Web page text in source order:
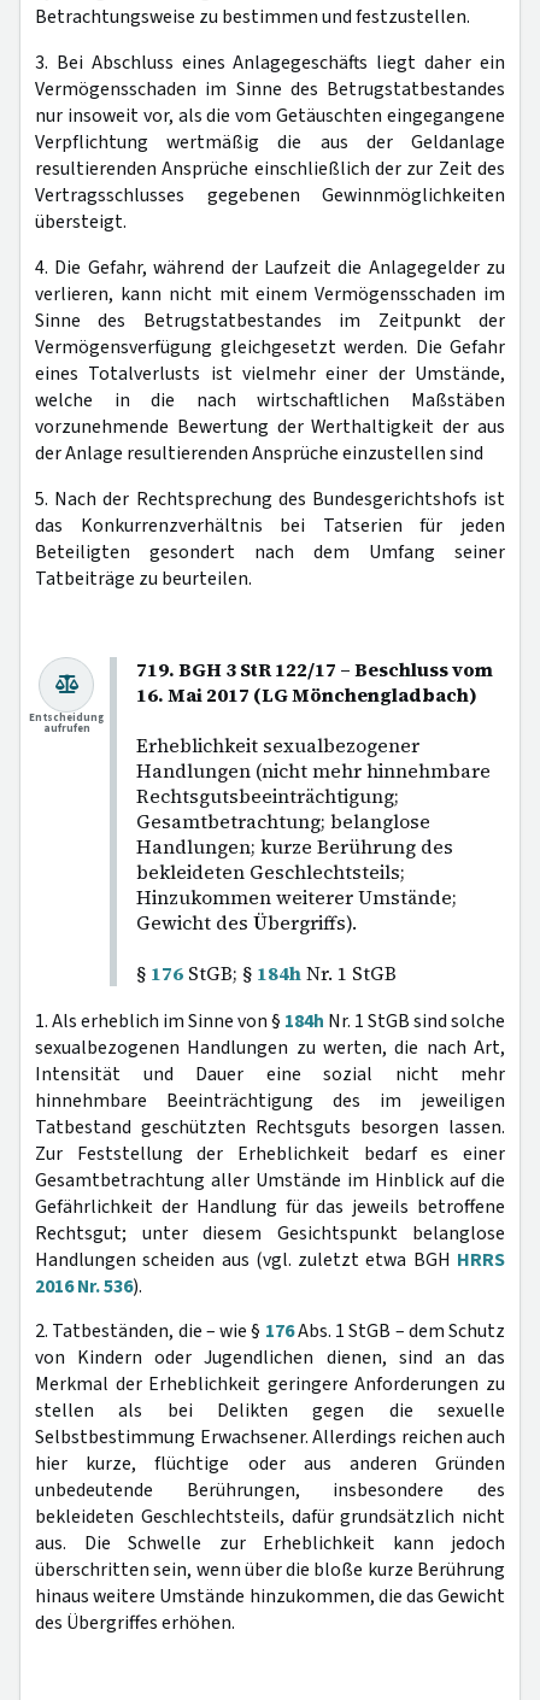
Betrachtungsweise zu bestimmen und festzustellen.
3. Bei Abschluss eines Anlagegeschäfts liegt daher ein
Vermögensschaden im Sinne des Betrugstatbestandes
nur insoweit vor, als die vom Getäuschten eingegangene
Verpflichtung wertmäßig die aus der Geldanlage
resultierenden Ansprüche einschließlich der zur Zeit des
Vertragsschlusses gegebenen Gewinnmöglichkeiten
übersteigt.
4. Die Gefahr, während der Laufzeit die Anlagegelder zu
verlieren, kann nicht mit einem Vermögensschaden im
Sinne des Betrugstatbestandes im Zeitpunkt der
Vermögensverfügung gleichgesetzt werden. Die Gefahr
eines Totalverlusts ist vielmehr einer der Umstände,
welche in die nach wirtschaftlichen Maßstäben
vorzunehmende Bewertung der Werthaltigkeit der aus
der Anlage resultierenden Ansprüche einzustellen sind
5. Nach der Rechtsprechung des Bundesgerichtshofs ist
das Konkurrenzverhältnis bei Tatserien für jeden
Beteiligten gesondert nach dem Umfang seiner
Tatbeiträge zu beurteilen.
719. BGH 3 StR 122/17 – Beschluss vom
16. Mai 2017 (LG Mönchengladbach)
Erheblichkeit sexualbezogener
Handlungen (nicht mehr hinnehmbare
Rechtsgutsbeeinträchtigung;
Gesamtbetrachtung; belanglose
Handlungen; kurze Berührung des
bekleideten Geschlechtsteils;
Hinzukommen weiterer Umstände;
Gewicht des Übergriffs).
§ 176 StGB; § 184hNr. 1 StGB
Entscheidung
aufrufen
1. Als erheblich im Sinne von § 184h Nr. 1 StGB sind solche
sexualbezogenen Handlungen zu werten, die nach Art,
Intensität und Dauer eine sozial nicht mehr
hinnehmbare Beeinträchtigung des im jeweiligen
Tatbestand geschützten Rechtsguts besorgen lassen.
Zur Feststellung der Erheblichkeit bedarf es einer
Gesamtbetrachtung aller Umstände im Hinblick auf die
Gefährlichkeit der Handlung für das jeweils betroffene
Rechtsgut; unter diesem Gesichtspunkt belanglose
Handlungen scheiden aus (vgl. zuletzt etwa BGH HRRS
2016 Nr. 536).
2. Tatbeständen, die – wie § 176Abs. 1 StGB – dem Schutz
von Kindern oder Jugendlichen dienen, sind an das
Merkmal der Erheblichkeit geringere Anforderungen zu
stellen als bei Delikten gegen die sexuelle
Selbstbestimmung Erwachsener. Allerdings reichen auch
hier kurze, flüchtige oder aus anderen Gründen
unbedeutende Berührungen, insbesondere des
bekleideten Geschlechtsteils, dafür grundsätzlich nicht
aus. Die Schwelle zur Erheblichkeit kann jedoch
überschritten sein, wenn über die bloße kurze Berührung
hinaus weitere Umstände hinzukommen, die das Gewicht
des Übergriffes erhöhen.